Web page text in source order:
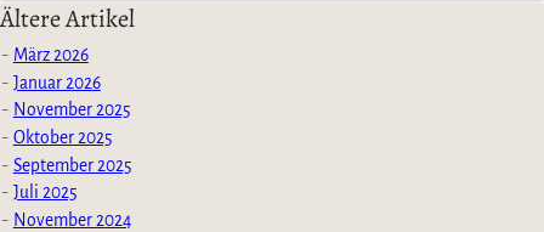
Ältere Artikel
März 2026
Januar 2026
November 2025
Oktober 2025
September 2025
Juli 2025
November 2024